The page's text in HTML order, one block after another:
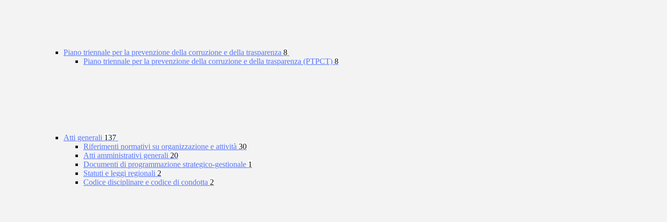
Piano triennale per la prevenzione della corruzione e della trasparenza 8
Piano triennale per la prevenzione della corruzione e della trasparenza (PTPCT) 8
Atti generali 137
Riferimenti normativi su organizzazione e attività 30
Atti amministrativi generali 20
Documenti di programmazione strategico-gestionale 1
Statuti e leggi regionali 2
Codice disciplinare e codice di condotta 2